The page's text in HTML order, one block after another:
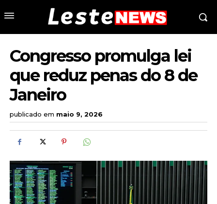
Congresso promulga lei
que reduz penas do 8 de
Janeiro
publicado em maio 9, 2026